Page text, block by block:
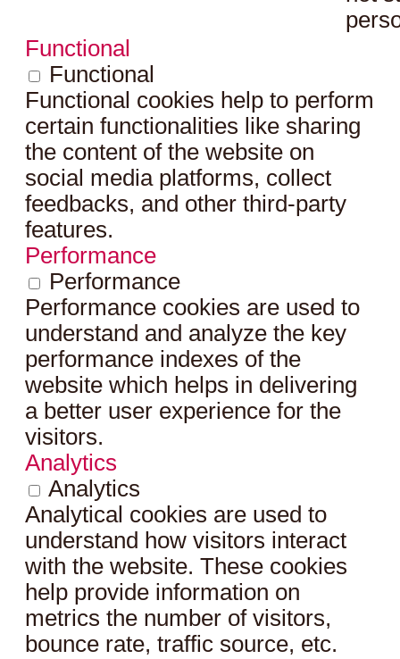
Functional
Functional
Functional cookies help to perform
certain functionalities like sharing
the content of the website on
social media platforms, collect
feedbacks, and other third-party
features.
Performance
Performance
Performance cookies are used to
understand and analyze the key
performance indexes of the
website which helps in delivering
a better user experience for the
visitors.
Analytics
Analytics
Analytical cookies are used to
understand how visitors interact
with the website. These cookies
help provide information on
metrics the number of visitors,
bounce rate, traffic source, etc.